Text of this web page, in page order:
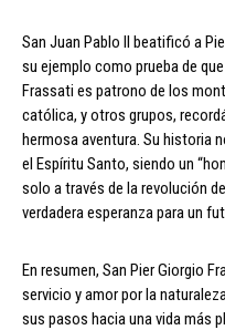
San Juan Pablo II beatificó a
su ejemplo como prueba de
Frassati es patrono de los
católica, y otros grupos,
hermosa aventura. Su historia
el Espíritu Santo, siendo un
solo a través de la revolución
verdadera esperanza para un
En resumen, San Pier Giorgio
servicio y amor por la
sus pasos hacia una vida más